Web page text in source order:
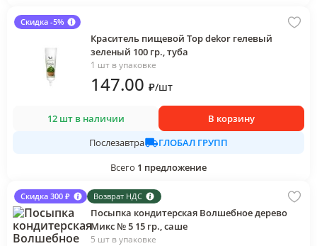
Скидка -5%
Краситель пищевой Top dekor гелевый
зеленый 100 гр., туба
1 шт в упаковке
147.00 ₽/шт
12 шт в наличии
В корзину
Послезавтра
ГЛОБАЛ ГРУПП
Всего 1 предложение
Скидка 300 ₽ Возврат НДС
Посыпка кондитерская Волшебное дерево
Микс № 5 15 гр., саше
5 шт в упаковке